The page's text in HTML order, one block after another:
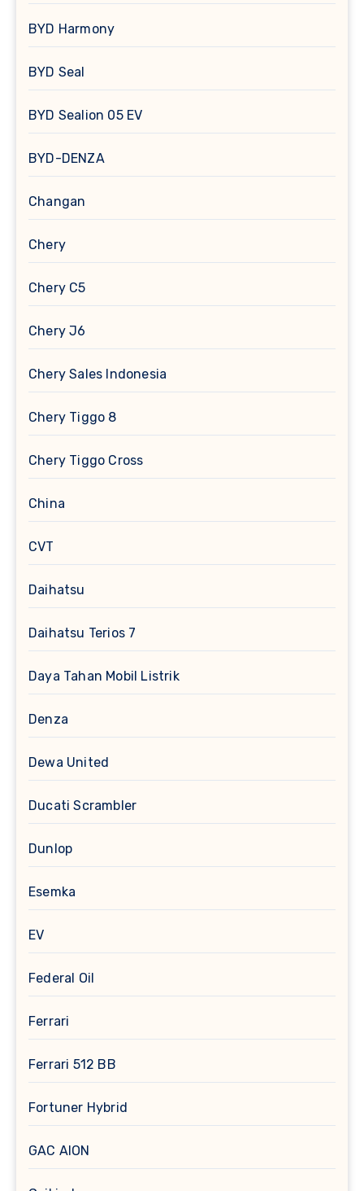
BYD Harmony
BYD Seal
BYD Sealion 05 EV
BYD-DENZA
Changan
Chery
Chery C5
Chery J6
Chery Sales Indonesia
Chery Tiggo 8
Chery Tiggo Cross
China
CVT
Daihatsu
Daihatsu Terios 7
Daya Tahan Mobil Listrik
Denza
Dewa United
Ducati Scrambler
Dunlop
Esemka
EV
Federal Oil
Ferrari
Ferrari 512 BB
Fortuner Hybrid
GAC AION